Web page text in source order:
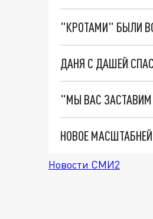
"КРОТАМИ" БЫЛИ
ДАНЯ С ДАШЕЙ
Новости СМИ2